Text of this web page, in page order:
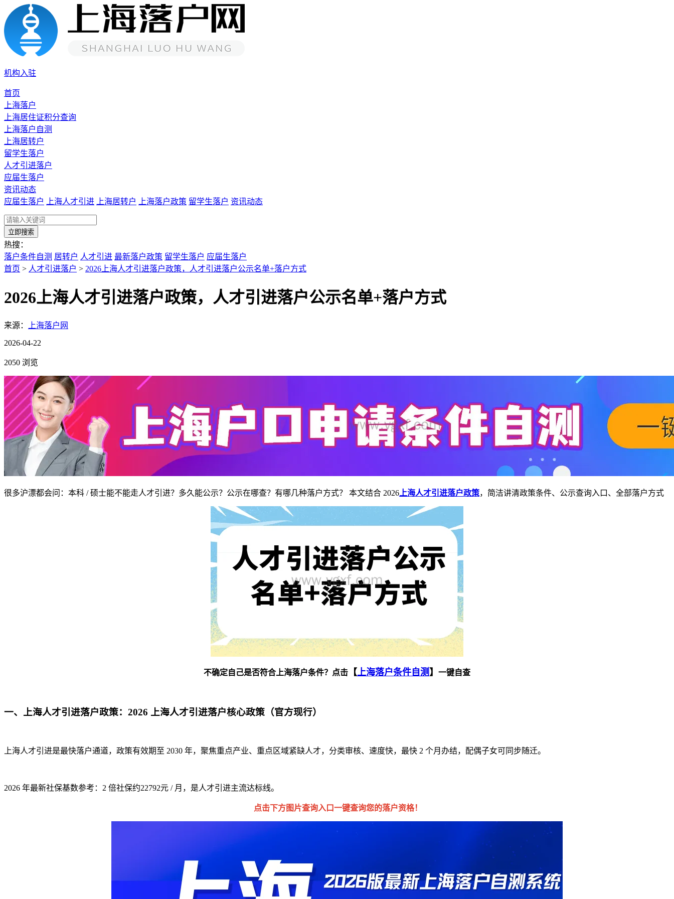
机构入驻
首页
上海落户
上海居住证积分查询
上海落户自测
上海居转户
留学生落户
人才引进落户
应届生落户
资讯动态
应届生落户
上海人才引进 上海居转户 上海落户政策 留学生落户 资讯动态
立即搜索
热搜：
落户条件自测 居转户 人才引进 最新落户政策 留学生落户 应届生落户
首页 > 人才引进落户 > 2026上海人才引进落户政策，人才引进落户公示名单+落户方式
2026上海人才引进落户政策，人才引进落户公示名单+落户方式
来源： 上海落户网
2026-04-22
2050 浏览
很多沪漂都会问：本科 / 硕士能不能走人才引进？多久能公示？公示在哪查？有哪几种落户方式？ 本文结合 2026 上海人才引进落户政策，简洁讲清政策条件、公示查询入口、全部落户方式
不确定自己是否符合上海落户条件？点击 【 上海落户条件自测 】 一键自查
一、上海人才引进落户政策：2026 上海人才引进落户核心政策（官方现行）
上海人才引进是最快落户通道，政策有效期至 2030 年，聚焦重点产业、重点区域紧缺人才，分类审核、速度快，最快 2 个月办结，配偶子女可同步随迁。
2026 年最新社保基数参考：2 倍社保约22792元 / 月，是人才引进主流达标线。
点击下方图片查询入口一键查询您的落户资格！